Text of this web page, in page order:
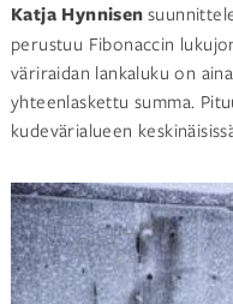
Katja Hynnisen
perustuu Fibonaccin
väriraidan lankaluku on
yhteenlaskettu summa.
kudevärialueen